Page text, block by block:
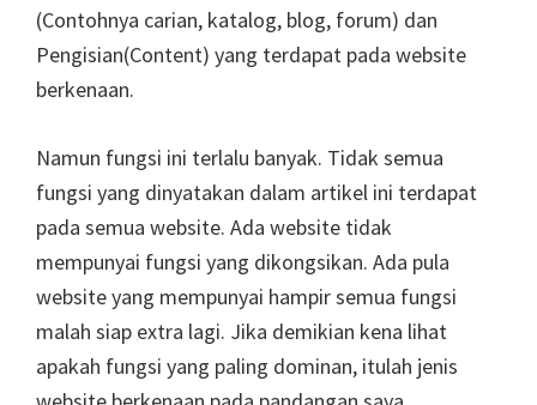
(Contohnya carian, katalog, blog, forum) dan
Pengisian(Content) yang terdapat pada website
berkenaan.
Namun fungsi ini terlalu banyak. Tidak semua
fungsi yang dinyatakan dalam artikel ini terdapat
pada semua website. Ada website tidak
mempunyai fungsi yang dikongsikan. Ada pula
website yang mempunyai hampir semua fungsi
malah siap extra lagi. Jika demikian kena lihat
apakah fungsi yang paling dominan, itulah jenis